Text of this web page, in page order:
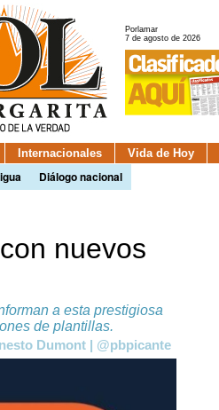
Porlamar
7 de agosto de 2026
Internacionales Vida de Hoy
Diálogo nacional
nuevos
a esta prestigiosa
de plantillas.
Dumont | @pbpicante